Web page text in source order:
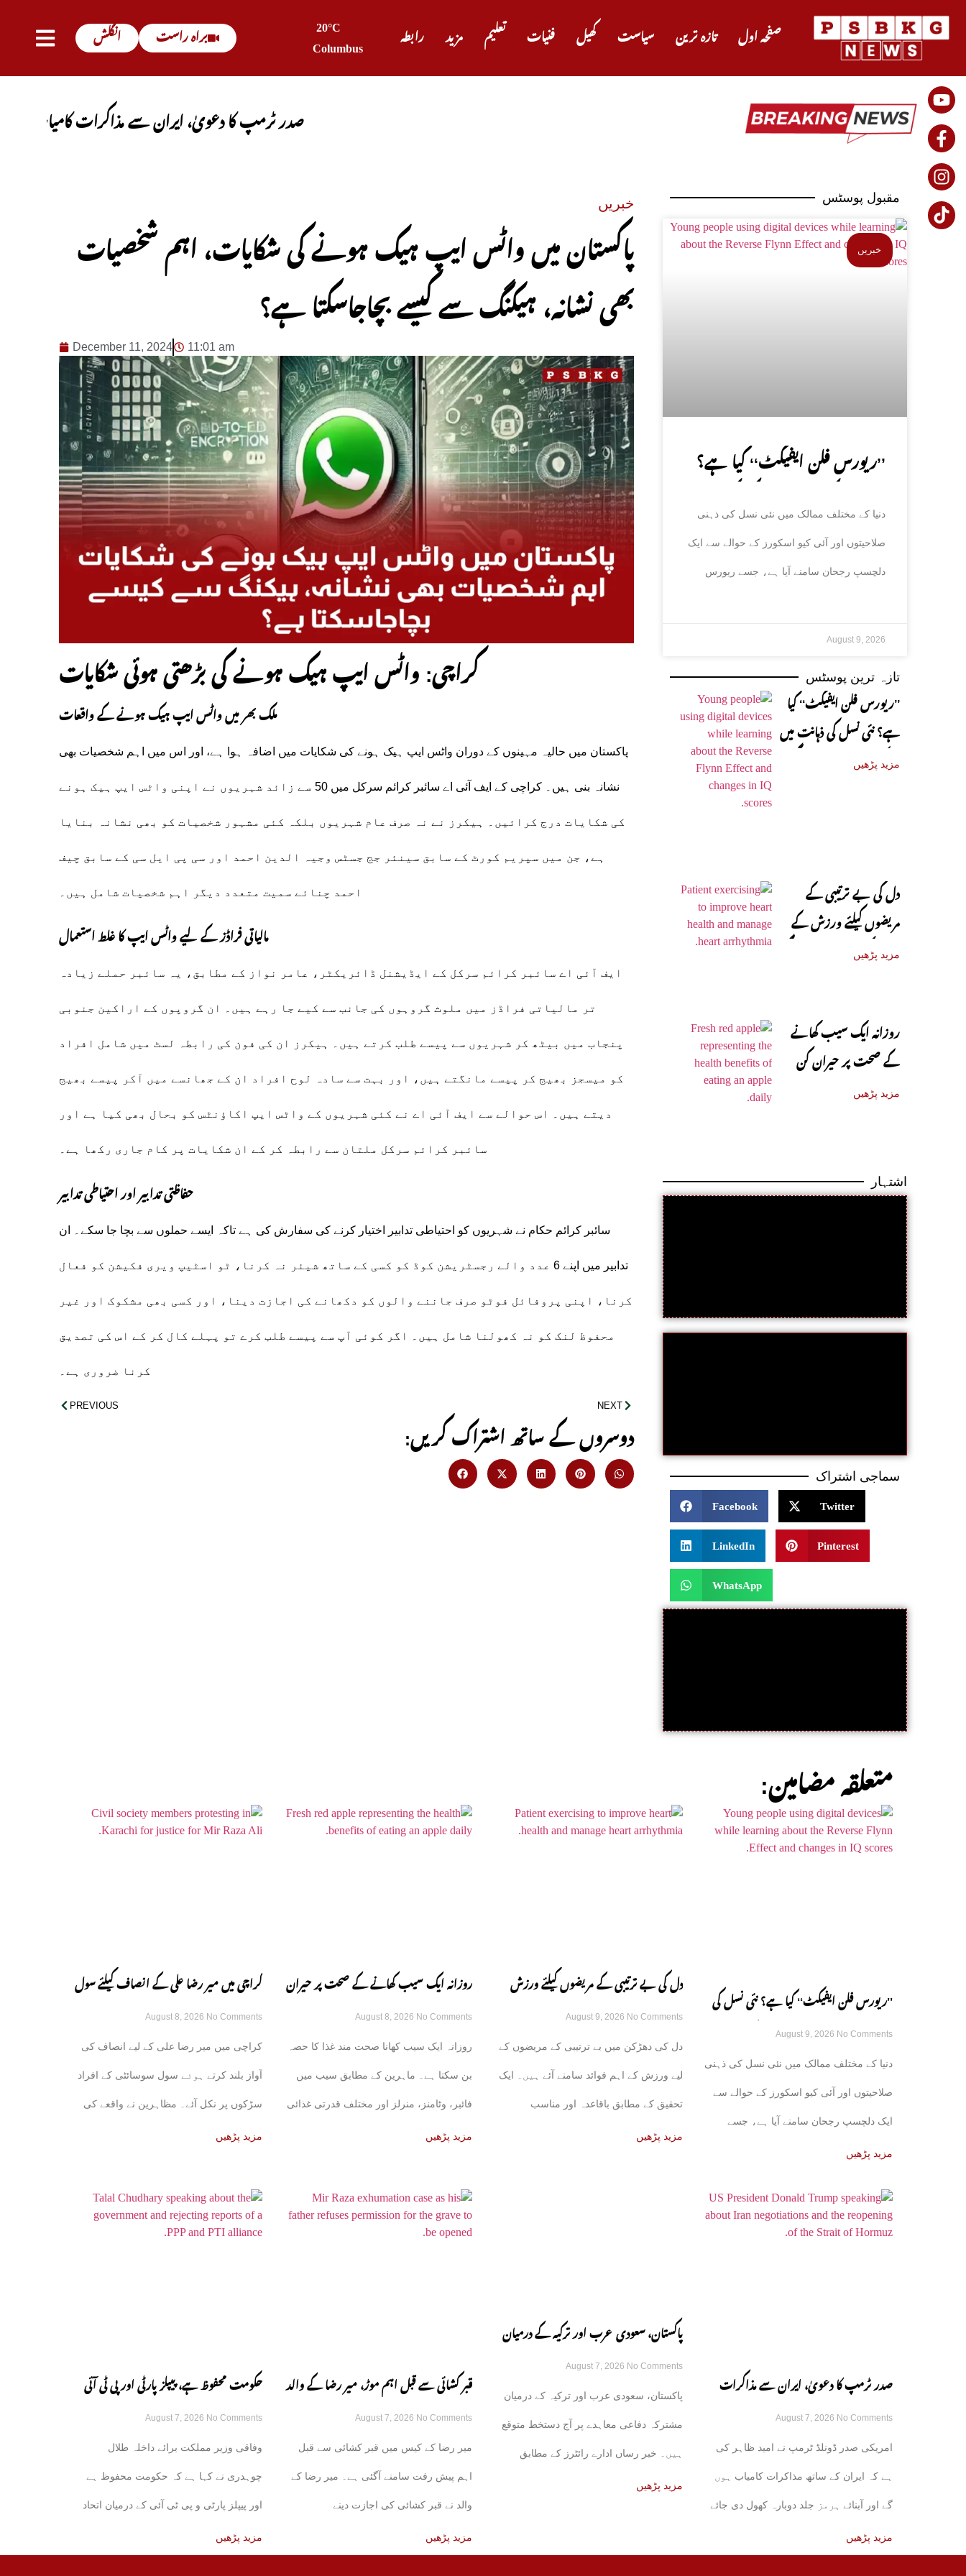
انگلش براہ راست
20°C
Columbus
رابطہ مزید تعلیم فنیات کھیل سیاست تازہ ترین صفحہ اول
صدر ٹرمپ کا دعویٰ، ایران سے مذاکرات کامیاب ہوں گے،
خبریں
پاکستان میں واٹس ایپ ہیک ہونے کی شکایات، اہم شخصیات
بھی نشانہ، ہیکنگ سے کیسے بچاجاسکتا ہے؟
December 11, 2024 11:01 am
کراچی: واٹس ایپ ہیک ہونے کی بڑھتی ہوئی شکایات
ملک بھر میں واٹس ایپ ہیک ہونے کے واقعات
پاکستان میں حالیہ مہینوں کے دوران واٹس ایپ ہیک ہونے کی شکایات میں اضافہ ہوا ہے، اور اس میں اہم شخصیات بھی
نشانہ بنی ہیں۔ کراچی کے ایف آئی اے سائبر کرائم سرکل میں 50 سے زائد شہریوں نے اپنی واٹس ایپ ہیک ہونے
کی شکایات درج کرائیں۔ ہیکرز نے نہ صرف عام شہریوں بلکہ کئی مشہور شخصیات کو بھی نشانہ بنایا
ہے، جن میں سپریم کورٹ کے سابق سینئر جج جسٹس وجیہ الدین احمد اور سی پی ایل سی کے سابق چیف
احمد چنائے سمیت متعدد دیگر اہم شخصیات شامل ہیں۔
مالیاتی فراڈز کے لیے واٹس ایپ کا غلط استعمال
ایف آئی اے سائبر کرائم سرکل کے ایڈیشنل ڈائریکٹر، عامر نواز کے مطابق، یہ سائبر حملے زیادہ
تر مالیاتی فراڈز میں ملوث گروہوں کی جانب سے کیے جا رہے ہیں۔ ان گروپوں کے اراکین جنوبی
پنجاب میں بیٹھ کر شہریوں سے پیسے طلب کرتے ہیں۔ ہیکرز ان کی فون کی رابطہ لسٹ میں شامل افراد
کو میسجز بھیج کر پیسے مانگتے ہیں، اور بہت سے سادہ لوح افراد ان کے جھانسے میں آکر پیسے بھیج
دیتے ہیں۔ اس حوالے سے ایف آئی اے نے کئی شہریوں کے واٹس ایپ اکاؤنٹس کو بحال بھی کیا ہے اور
سائبر کرائم سرکل ملتان سے رابطہ کر کے ان شکایات پر کام جاری رکھا ہے۔
حفاظتی تدابیر اور احتیاطی تدابیر
سائبر کرائم حکام نے شہریوں کو احتیاطی تدابیر اختیار کرنے کی سفارش کی ہے تاکہ ایسے حملوں سے بچا جا سکے۔ ان
تدابیر میں اپنے 6 عدد والے رجسٹریشن کوڈ کو کسی کے ساتھ شیئر نہ کرنا، ٹو اسٹیپ ویری فکیشن کو فعال
کرنا، اپنی پروفائل فوٹو صرف جاننے والوں کو دکھانے کی اجازت دینا، اور کسی بھی مشکوک اور غیر
محفوظ لنک کو نہ کھولنا شامل ہیں۔ اگر کوئی آپ سے پیسے طلب کرے تو پہلے کال کر کے اس کی تصدیق
کرنا ضروری ہے۔
PREVIOUS NEXT
:دوسروں کے ساتھ اشتراک کریں
مقبول پوسٹس
خبریں
’’ریورس فلن ایفیکٹ‘‘ کیا ہے؟
وجوہات سامنے آگئیں
دنیا کے مختلف ممالک میں نئی نسل کی ذہنی
صلاحیتوں اور آئی کیو اسکورز کے حوالے سے ایک
دلچسپ رجحان سامنے آیا ہے، جسے ریورس
August 9, 2026
تازہ ترین پوسٹس
’’ریورس فلن ایفیکٹ‘‘ کیا
ہے؟ نئی نسل کی ذہانت میں
کمی کی وجوہات سامنے آگئیں
مزید پڑھیں
دل کی بے ترتیبی کے
مریضوں کیلئے ورزش کے
حیران کن فوائد سامنے آگئے
مزید پڑھیں
روزانہ ایک سیب کھانے
کے صحت پر حیران کن
فوائد، ماہرین نے بتا دیے
مزید پڑھیں
اشتہار
سماجی اشتراک
Facebook Twitter
LinkedIn Pinterest
WhatsApp
:متعلقہ مضامین
’’ریورس فلن ایفیکٹ‘‘ کیا ہے؟ نئی نسل کی
ذہانت میں کمی کی وجوہات سامنے آگئیں
August 9, 2026 No Comments
دنیا کے مختلف ممالک میں نئی نسل کی ذہنی
صلاحیتوں اور آئی کیو اسکورز کے حوالے سے
ایک دلچسپ رجحان سامنے آیا ہے، جسے
ریورس
مزید پڑھیں
دل کی بے ترتیبی کے مریضوں کیلئے ورزش
کے حیران کن فوائد سامنے آگئے
August 9, 2026 No Comments
دل کی دھڑکن میں بے ترتیبی کے مریضوں کے
لیے ورزش کے اہم فوائد سامنے آئے ہیں۔ ایک
تحقیق کے مطابق باقاعدہ اور مناسب
جسمانی
مزید پڑھیں
روزانہ ایک سیب کھانے کے صحت پر حیران
کن فوائد، ماہرین نے بتا دیے
August 8, 2026 No Comments
روزانہ ایک سیب کھانا صحت مند غذا کا حصہ
بن سکتا ہے۔ ماہرین کے مطابق سیب میں
فائبر، وٹامنز، منرلز اور مختلف قدرتی غذائی
مزید پڑھیں
کراچی میں میر رضا علی کے انصاف کیلئے سول
سوسائٹی سڑکوں پر آ گئی
August 8, 2026 No Comments
کراچی میں میر رضا علی کے لیے انصاف کی
آواز بلند کرتے ہوئے سول سوسائٹی کے افراد
سڑکوں پر نکل آئے۔ مظاہرین نے واقعے کی
مزید پڑھیں
صدر ٹرمپ کا دعویٰ، ایران سے مذاکرات
کامیاب ہوں گے، آبنائے ہرمز جلد کھل جائے
August 7, 2026 No Comments
امریکی صدر ڈونلڈ ٹرمپ نے امید ظاہر کی
ہے کہ ایران کے ساتھ مذاکرات کامیاب ہوں
گے اور آبنائے ہرمز جلد دوبارہ کھول دی جائے
مزید پڑھیں
پاکستان، سعودی عرب اور ترکیہ کے درمیان
مشترکہ دفاعی معاہدہ آج متوقع
August 7, 2026 No Comments
پاکستان، سعودی عرب اور ترکیہ کے درمیان
مشترکہ دفاعی معاہدے پر آج دستخط متوقع
ہیں۔ خبر رساں ادارے رائٹرز کے مطابق
علاقائی ذرائع نے بتایا
مزید پڑھیں
قبر کشائی سے قبل اہم موڑ، میر رضا کے والد
نے اجازت دینے سے انکار کر دیا
August 7, 2026 No Comments
میر رضا کے کیس میں قبر کشائی سے قبل
اہم پیش رفت سامنے آگئی ہے۔ میر رضا کے
والد نے قبر کشائی کی اجازت دینے
مزید پڑھیں
حکومت محفوظ ہے، پیپلز پارٹی اور پی ٹی آئی
کے اتحاد کی باتیں بے بنیاد ہیں: طلال چوہدری
August 7, 2026 No Comments
وفاقی وزیر مملکت برائے داخلہ طلال
چوہدری نے کہا ہے کہ حکومت محفوظ ہے
اور پیپلز پارٹی و پی ٹی آئی کے درمیان اتحاد
کی
مزید پڑھیں